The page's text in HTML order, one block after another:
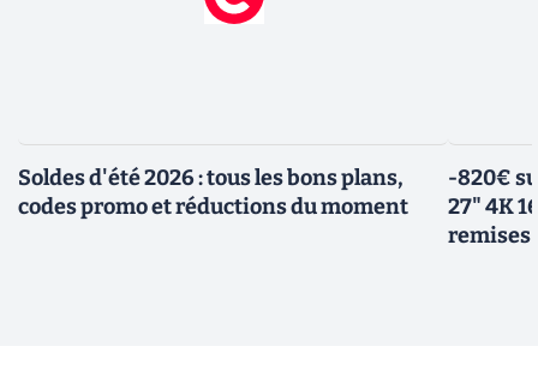
Soldes d'été 2026 : tous les bons plans,
codes promo et réductions du moment
-820€
27" 4K
remises